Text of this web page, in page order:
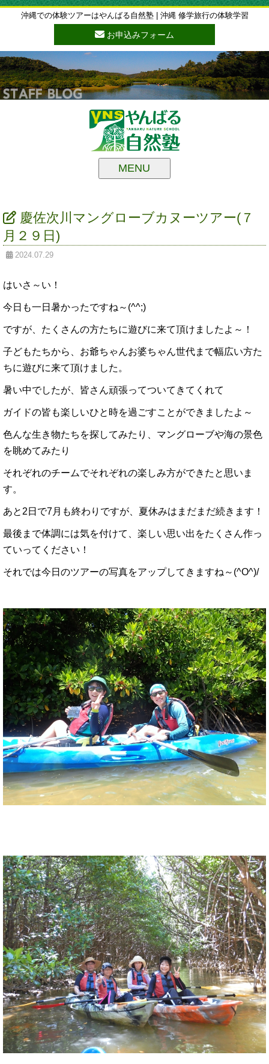
沖縄での体験ツアーはやんばる自然塾 | 沖縄 修学旅行の体験学習
お申込みフォーム
MENU
慶佐次川マングローブカヌーツアー(７
月２９日)
2024.07.29
はいさ～い！
今日も一日暑かったですね～(^^;)
ですが、たくさんの方たちに遊びに来て頂けましたよ～！
子どもたちから、お爺ちゃんお婆ちゃん世代まで幅広い方た
ちに遊びに来て頂けました。
暑い中でしたが、皆さん頑張ってついてきてくれて
ガイドの皆も楽しいひと時を過ごすことができましたよ～
色んな生き物たちを探してみたり、マングローブや海の景色
を眺めてみたり
それぞれのチームでそれぞれの楽しみ方ができたと思いま
す。
あと2日で7月も終わりですが、夏休みはまだまだ続きます！
最後まで体調には気を付けて、楽しい思い出をたくさん作っ
ていってください！
それでは今日のツアーの写真をアップしてきますね～(^O^)/